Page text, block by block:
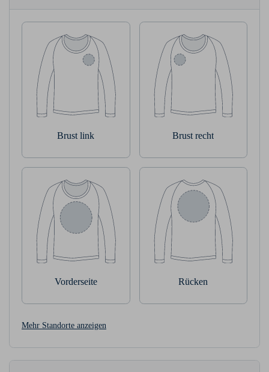
Brust link Brust recht
Vorderseite Rücken
Mehr Standorte anzeigen